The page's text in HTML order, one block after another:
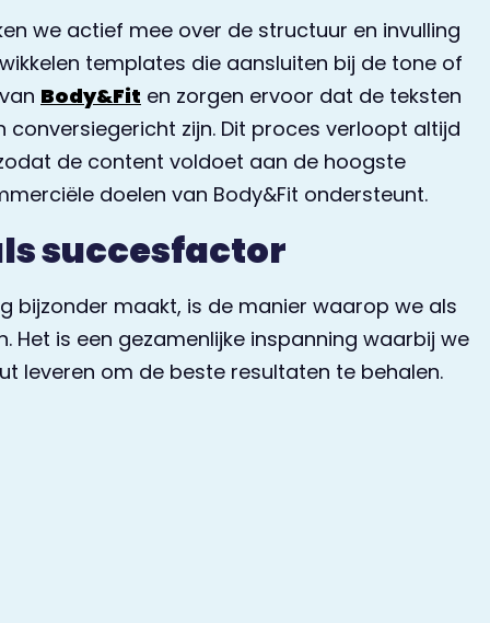
we actief mee over de structuur en invulling
templates die aansluiten bij de tone of
Body&Fit en zorgen ervoor dat de teksten
zijn. Dit proces verloopt altijd
de content voldoet aan de hoogste
doelen van Body&Fit ondersteunt.
succesfactor
bijzonder maakt, is de manier waarop we als
Het is een gezamenlijke inspanning waarbij we
leveren om de beste resultaten te behalen.